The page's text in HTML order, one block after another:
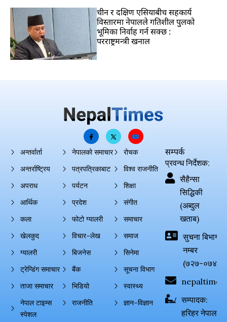
चीन र दक्षिण एसियाबीच सहकार्य
विस्तारमा नेपालले गतिशील पुलको
भूमिका निर्वाह गर्न सक्छ :
परराष्ट्रमन्त्री खनाल
अन्तर्वार्ता
अन्तर्राष्ट्रिय
अपराध
आर्थिक
कला
खेलकुद
ग्यालरी
ट्रेन्डिंग समाचार
ताजा समाचार
नेपाल टाइम्स
स्पेशल
नेपालको समाचार
पत्रपत्रिकाबाट
पर्यटन
प्रदेश
फोटो ग्यालरी
विचार–लेख
बिजनेस
बैंक
भिडियो
राजनीति
रोचक
विश्व राजनीति
शिक्षा
संगीत
समाचार
समाज
सिनेमा
सूचना विभाग
स्वास्थ्य
ज्ञान–विज्ञान
सम्पर्क
प्रवन्ध निर्देशक:
सैहैन्सा
सिद्धिकी
(अब्दुल
खताब)
सुचना बिभाग
नम्बर
(७२७-०७४-
सम्पादक:
हरिहर नेपाल